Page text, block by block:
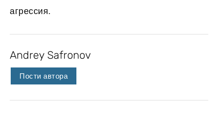
агрессия.
Andrey Safronov
Пости автора